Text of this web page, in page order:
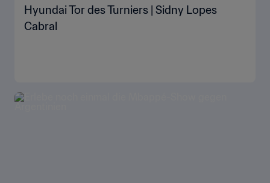
Hyundai Tor des Turniers | Sidny Lopes
Cabral